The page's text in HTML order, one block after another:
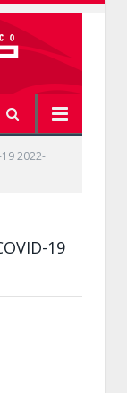
2022-
19